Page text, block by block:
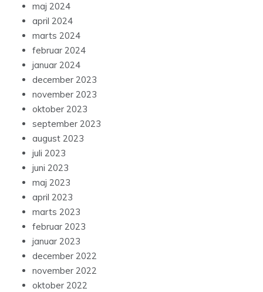
maj 2024
april 2024
marts 2024
februar 2024
januar 2024
december 2023
november 2023
oktober 2023
september 2023
august 2023
juli 2023
juni 2023
maj 2023
april 2023
marts 2023
februar 2023
januar 2023
december 2022
november 2022
oktober 2022